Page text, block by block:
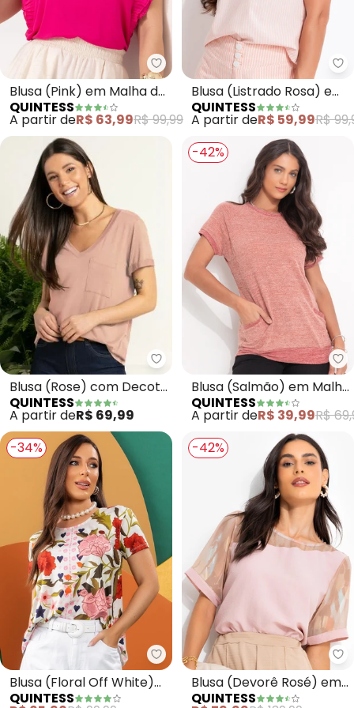
Quintess - Blusa (Pink) em
Blusa (Pink) em Malha de
Viscose
QUINTESS
A partir deR$ 63,99R$ 99,99
Blusa (Listrado Rosa) em
Tecido Plano Sustentável
QUINTESS
A partir deR$ 59,99R$
Quintess - Blusa (Rose) com
Blusa (Rose) com Decote
V e Bolso Frontal
QUINTESS
A partir deR$ 69,99
-42%
Blusa (Salmão) em Malha
Tricô
QUINTESS
A partir deR$ 39,99R$
-34%
Quintess - Blusa (Floral Off
Blusa (Floral Off White)
em Malha Fria
QUINTESS
-42%
Blusa (Devorê Rosé) em
Chiffon
QUINTESS